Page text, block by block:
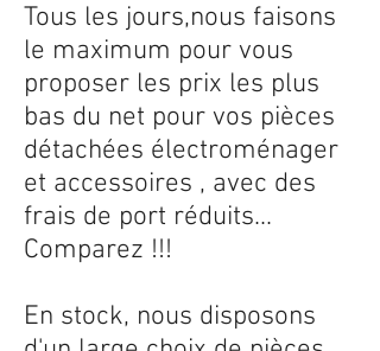
Tous les jours,nous faisons
le maximum pour vous
proposer les prix les plus
bas du net pour vos pièces
détachées électroménager
et accessoires , avec des
frais de port réduits...
Comparez !!!
En stock, nous disposons